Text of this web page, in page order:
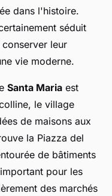
dans l'histoire.
séduit
leur
vie moderne.
Santa Maria est
le village
de maisons aux
la Piazza del
de bâtiments
pour les
des marchés